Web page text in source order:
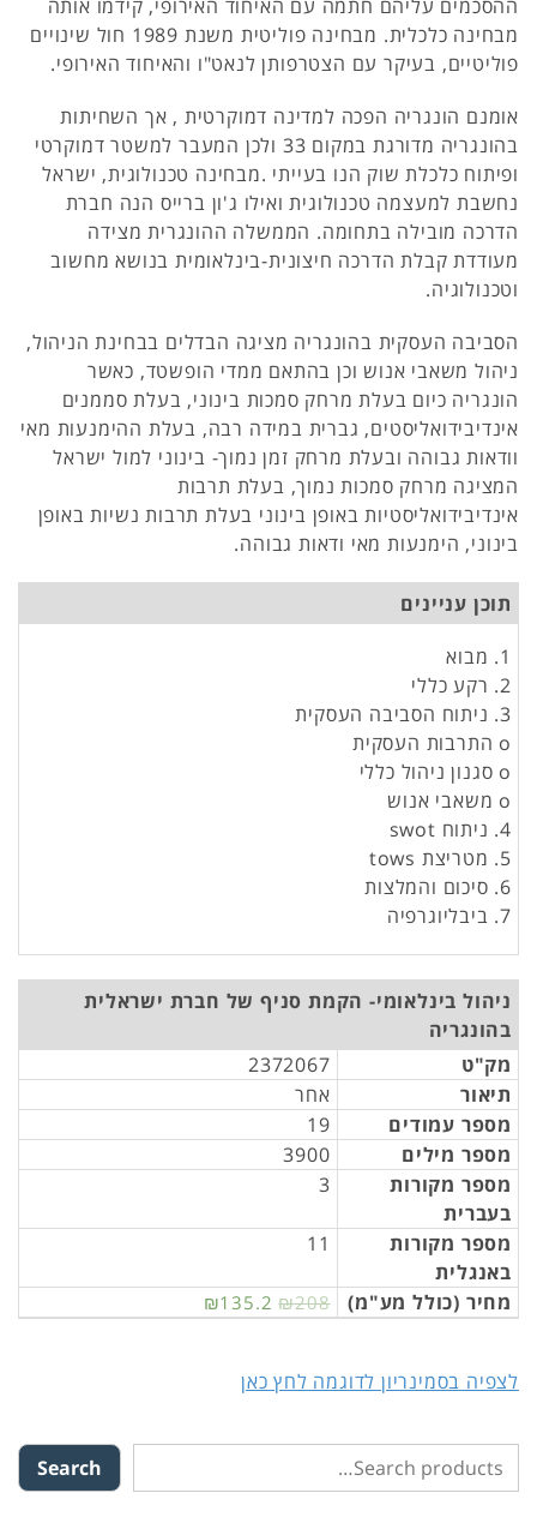
ההסכמים עליהם חתמה עם האיחוד האירופי, קידמו אותה
מבחינה כלכלית. מבחינה פוליטית משנת 1989 חול שינויים
פוליטיים, בעיקר עם הצטרפותן לנאט"ו והאיחוד האירופי.
אומנם הונגריה הפכה למדינה דמוקרטית , אך השחיתות
בהונגריה מדורגת במקום 33 ולכן המעבר למשטר דמוקרטי
ופיתוח כלכלת שוק הנו בעייתי .מבחינה טכנולוגית, ישראל
נחשבת למעצמה טכנולוגית ואילו ג'ון ברייס הנה חברת
הדרכה מובילה בתחומה. הממשלה ההונגרית מצידה
מעודדת קבלת הדרכה חיצונית-בינלאומית בנושא מחשוב
וטכנולוגיה.
הסביבה העסקית בהונגריה מציגה הבדלים בבחינת הניהול,
ניהול משאבי אנוש וכן בהתאם ממדי הופשטד, כאשר
הונגריה כיום בעלת מרחק סמכות בינוני, בעלת סממנים
אינדיבידואליסטים, גברית במידה רבה, בעלת ההימנעות מאי
וודאות גבוהה ובעלת מרחק זמן נמוך- בינוני למול ישראל
המציגה מרחק סמכות נמוך, בעלת תרבות
אינדיבידואליסטיות באופן בינוני בעלת תרבות נשיות באופן
בינוני, הימנעות מאי ודאות גבוהה.
תוכן עניינים
1. מבוא
2. רקע כללי
3. ניתוח הסביבה העסקית
o התרבות העסקית
o סגנון ניהול כללי
o משאבי אנוש
4. ניתוח swot
5. מטריצת tows
6. סיכום והמלצות
7. ביבליוגרפיה
ניהול בינלאומי- הקמת סניף של חברת ישראלית
בהונגריה
מק"ט
2372067
תיאור
אחר
מספר עמודים
19
מספר מילים
3900
מספר מקורות
בעברית
3
מספר מקורות
באנגלית
11
מחיר (כולל מע"מ) ₪135.2 ₪208
לצפיה בסמינריון לדוגמה לחץ כאן
Search